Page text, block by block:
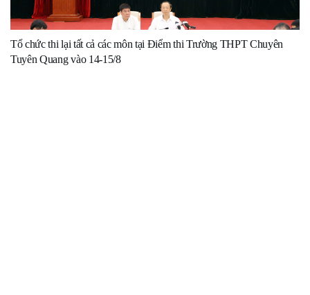
Tổ chức thi lại tất cả các môn tại Điểm thi Trường THPT Chuyên
Tuyên Quang vào 14-15/8